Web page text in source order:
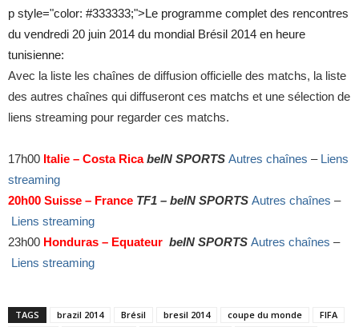
p style="color: #333333;">Le programme complet des rencontres
du vendredi 20 juin 2014 du mondial Brésil 2014 en heure
tunisienne:
Avec la liste les chaînes de diffusion officielle des matchs, la liste
des autres chaînes qui diffuseront ces matchs et une sélection de
liens streaming pour regarder ces matchs.
17h00 Italie – Costa Rica beIN SPORTS Autres chaînes –Liens
streaming
20h00 Suisse – France TF1 – beIN SPORTS Autres chaînes –
Liens streaming
23h00 Honduras – Equateur beIN SPORTS Autres chaînes –
Liens streaming
TAGS brazil 2014 Brésil bresil 2014 coupe du monde
FIFA